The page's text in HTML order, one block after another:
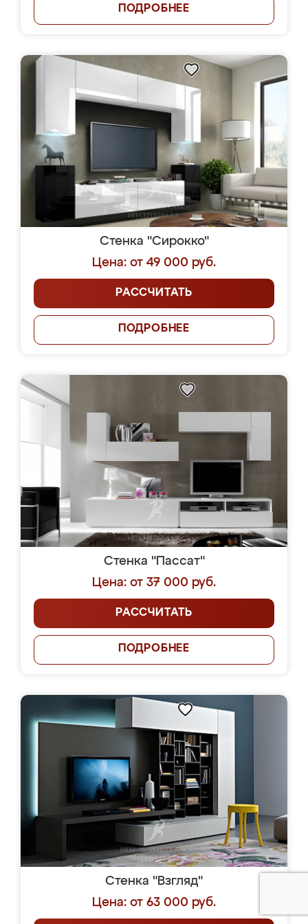
ПОДРОБНЕЕ
Стенка "Сирокко"
Цена: от 49 000 руб.
РАССЧИТАТЬ
ПОДРОБНЕЕ
Стенка "Пассат"
Цена: от 37 000 руб.
РАССЧИТАТЬ
ПОДРОБНЕЕ
Стенка "Взгляд"
Цена: от 63 000 руб.